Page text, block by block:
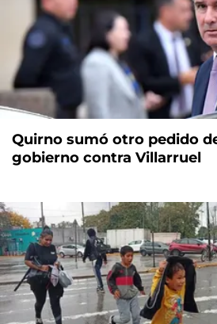
Quirno sumó otro pedido
gobierno contra Villarruel